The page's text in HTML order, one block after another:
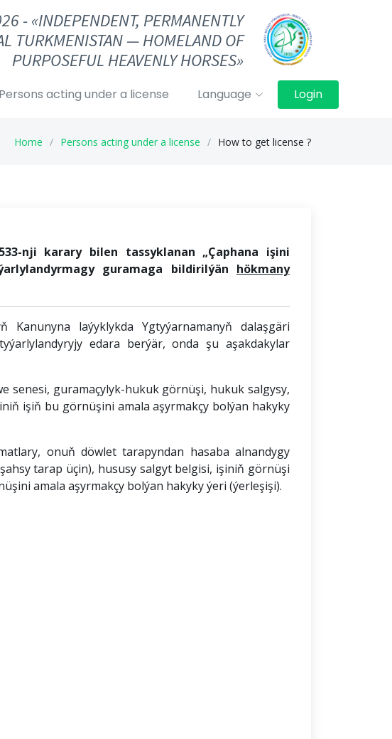
- «INDEPENDENT, PERMANENTLY
TURKMENISTAN — HOMELAND OF
PURPOSEFUL HEAVENLY HORSES»
Persons acting under a license Language Login
Home Persons acting under a license How to get license ?
nji karary bilen tassyklanan „Çaphana işini
lylandyrmagy guramaga bildirilýän hökmany
Kanunyna laýyklykda Ygtyýarnamanyň dalaşgäri
edara berýär, onda şu aşakdakylar
senesi, guramaçylyk-hukuk görnüşi, hukuk salgysy,
işiň bu görnüşini amala aşyrmakçy bolýan hakyky
onuň döwlet tarapyndan hasaba alnandygy
tarap üçin), hususy salgyt belgisi, işiniň görnüşi
amala aşyrmakçy bolýan hakyky ýeri (ýerleşişi).